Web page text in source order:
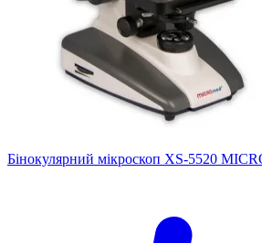
Бінокулярний мікроскоп XS-5520